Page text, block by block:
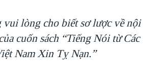
lòng cho biết sơ lược về nội
cuốn sách “Tiếng Nói từ Các
Nam Xin Tỵ Nạn.”